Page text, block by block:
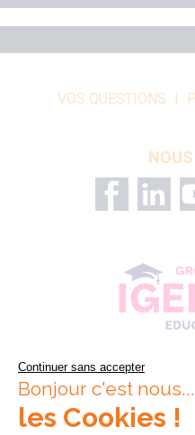
VOS QUESTIONS
Continuer sans accepter
Bonjour c'est nous...
les Cookies !